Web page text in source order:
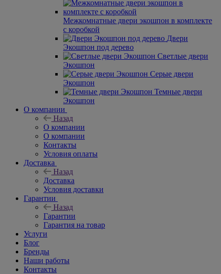
Межкомнатные двери экошпон в комплекте
с коробкой
Двери
Экошпон под дерево
Светлые двери
Экошпон
Серые двери
Экошпон
Темные двери
Экошпон
О компании
Назад
О компании
О компании
Контакты
Условия оплаты
Доставка
Назад
Доставка
Условия доставки
Гарантии
Назад
Гарантии
Гарантия на товар
Услуги
Блог
Бренды
Наши работы
Контакты